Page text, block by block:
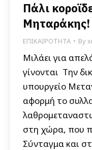
Πάλι
Μηταράκης!
ΕΠΙΚΑΙΡΟΤΗΤΑ By
Μιλάει για
γίνονται Την
υπουργείο
αφορμή το
στη χώρα, που
Σύνταγμα και